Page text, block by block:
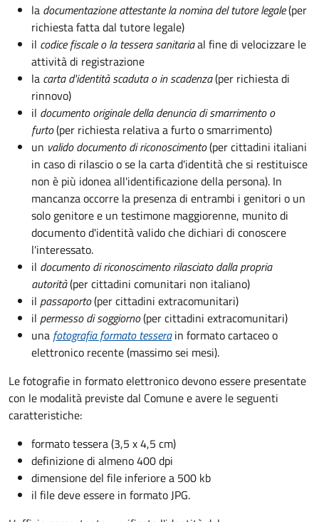
la documentazioneattestante la nomina del tutore legale(per
richiesta fatta dal tutore legale)
il codice fiscale o la tessera sanitariaal fine di velocizzare le
attività di registrazione
la carta d'identità scaduta o in scadenza(per richiesta di
rinnovo)
il documento originale della denuncia di smarrimento o
furto(per richiesta relativa a furto o smarrimento)
un valido documento di riconoscimento(per cittadini italiani
in caso di rilascio o se la carta d'identità che si restituisce
non è più idonea all'identificazione della persona). In
mancanza occorre la presenza di entrambi i genitori o un
solo genitore e un testimone maggiorenne, munito di
documento d'identità valido che dichiari di conoscere
l'interessato.
il documento di riconoscimento rilasciato dalla propria
autorità(per cittadini comunitari non italiano)
il passaporto(per cittadini extracomunitari)
il permesso di soggiorno(per cittadini extracomunitari)
una fotografia formato tessera in formato cartaceo o
elettronico recente (massimo sei mesi).
Le fotografie in formato elettronico devono essere presentate
con le modalità previste dal Comune e avere le seguenti
caratteristiche:
formato tessera (3,5 x 4,5 cm)
definizione di almeno 400 dpi
dimensione del file inferiore a 500 kb
il file deve essere in formato JPG.